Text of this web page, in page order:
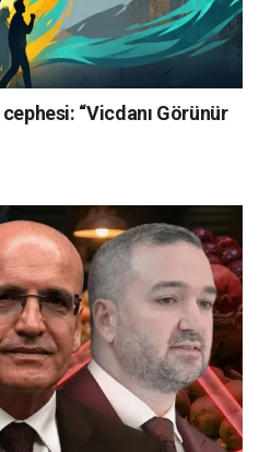
“Vicdanı Görünür